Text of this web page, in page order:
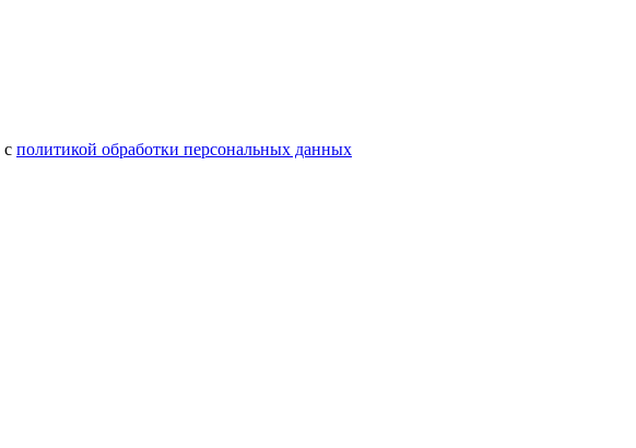
с политикой обработки персональных данных